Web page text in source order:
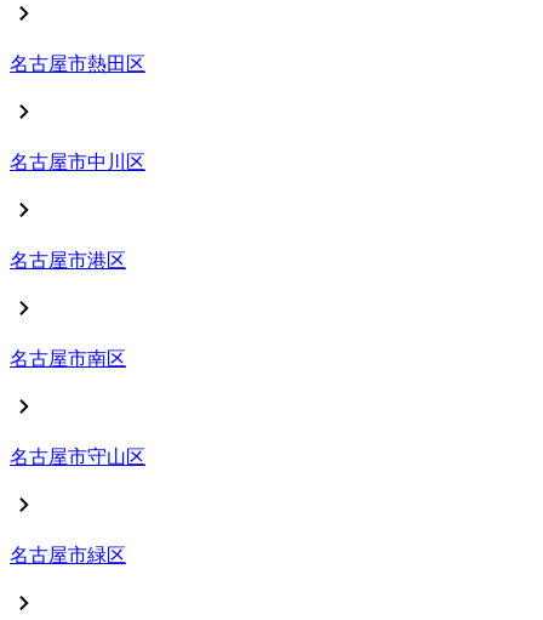
名古屋市熱田区
名古屋市中川区
名古屋市港区
名古屋市南区
名古屋市守山区
名古屋市緑区